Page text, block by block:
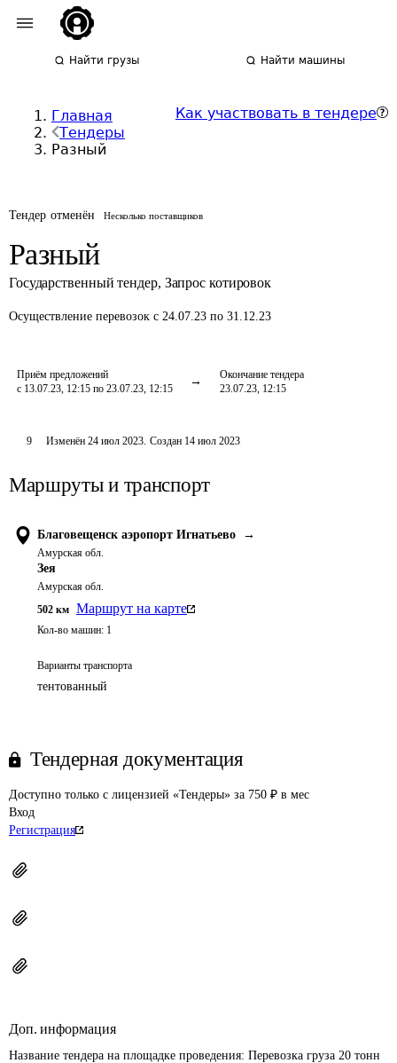
Найти грузы Найти машины
Главная
Тендеры
Разный
Как участвовать в тендере
Тендер отменён Несколько поставщиков
Разный
Государственный тендер, Запрос котировок
Осуществление перевозок с 24.07.23 по 31.12.23
Приём предложений
с 13.07.23, 12:15 по 23.07.23, 12:15
Окончание тендера
23.07.23, 12:15
9 Изменён 24 июл 2023. Создан 14 июл 2023
Маршруты и транспорт
Благовещенск аэропорт Игнатьево →
Амурская обл.
Зея
Амурская обл.
502 км Маршрут на карте
Кол-во машин: 1
Варианты транспорта
тентованный
Тендерная документация
Доступно только с лицензией «Тендеры» за 750 ₽ в мес
Вход
Регистрация
Доп. информация
Название тендера на площадке проведения: Перевозка груза 20 тонн